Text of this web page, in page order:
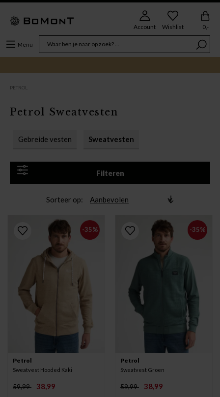
Menu
Account Wishlist 0,-
PETROL
Gebreide vesten Sweatvesten
Filteren
Petrol Sweatvesten
Sorteer op
-35%
Petrol
Sweatvest Hooded Kaki
59,99 38,99
-35%
Petrol
Sweatvest Groen
59,99 38,99